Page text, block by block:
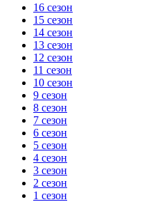
16 сезон
15 сезон
14 сезон
13 сезон
12 сезон
11 сезон
10 сезон
9 сезон
8 сезон
7 сезон
6 сезон
5 сезон
4 сезон
3 сезон
2 сезон
1 сезон